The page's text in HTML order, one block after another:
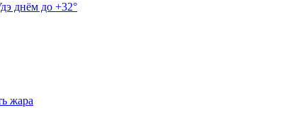
днём до +32°
жара